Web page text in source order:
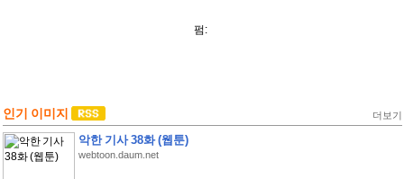
펌:
인기 이미지 더보기
악한 기사 38화 (웹툰)
webtoon.daum.net